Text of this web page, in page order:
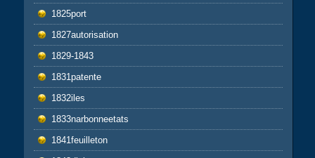
1825port
1827autorisation
1829-1843
1831patente
1832iles
1833narbonneetats
1841feuilleton